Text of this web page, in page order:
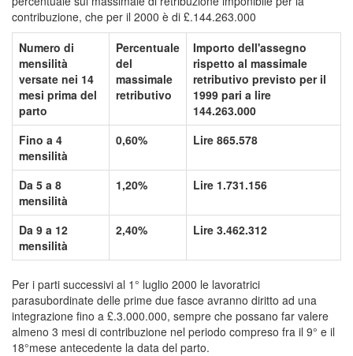
contribuzione, che per il 2000 è di £.144.263.000
Numero di
mensilità
versate nei 14
mesi prima del
parto
Percentuale
del
massimale
retributivo
Importo dell'assegno
rispetto al massimale
retributivo previsto per il
1999 pari a lire
144.263.000
Fino a 4
mensilità
0,60% Lire 865.578
Da 5 a 8
mensilità
1,20% Lire 1.731.156
Da 9 a 12
mensilità
2,40% Lire 3.462.312
Per i parti successivi al 1° luglio 2000 le lavoratrici
parasubordinate delle prime due fasce avranno diritto ad una
integrazione fino a £.3.000.000, sempre che possano far valere
almeno 3 mesi di contribuzione nel periodo compreso fra il 9° e il
18°mese antecedente la data del parto.